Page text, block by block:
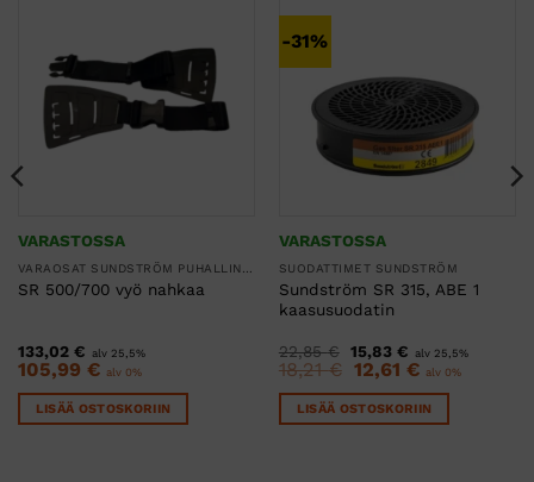
VARASTOSSA
SR 500/700 vyö nahkaa
133,02 € alv 25,5%
105,99 € alv 0%
LISÄÄ OSTOSKORIIN
-31%
VARASTOSSA
SUODATTIMET SUNDSTRÖM
Sundström SR 315, ABE 1
kaasusuodatin
22,85€ Alkuperäinen
hinta
oli:
22,85 €.
15,83 €Nykyinen
hinta
on:
15,83 €.
alv 25,5%
18,21€
Alkuperäinen
hinta
oli:
18,21 €.
12,61 €Nykyinen
hinta
on:
12,61 €.
alv 0%
LISÄÄ OSTOSKORIIN